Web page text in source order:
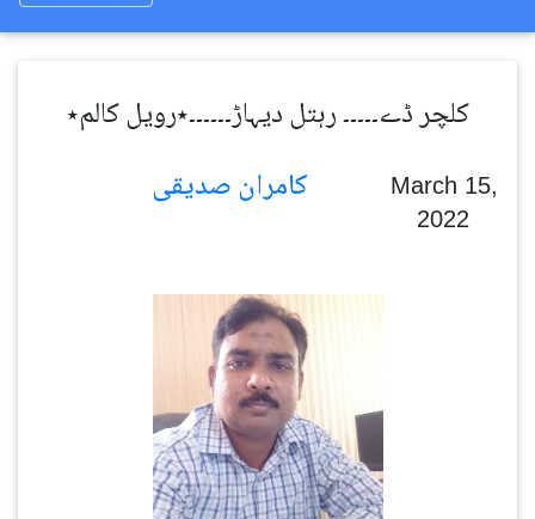
کلچر ڈے۔۔۔۔۔ رہتل دیہاڑ۔۔۔۔۔۔٭رویل کالم٭
March 15,
2022